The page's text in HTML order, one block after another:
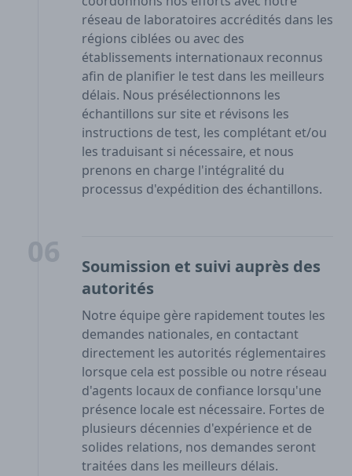
réseau de laboratoires accrédités dans les
régions ciblées ou avec des
établissements internationaux reconnus
afin de planifier le test dans les meilleurs
délais. Nous présélectionnons les
échantillons sur site et révisons les
instructions de test, les complétant et/ou
les traduisant si nécessaire, et nous
prenons en charge l'intégralité du
processus d'expédition des échantillons.
Soumission et suivi auprès des
autorités
Notre équipe gère rapidement toutes les
demandes nationales, en contactant
directement les autorités réglementaires
lorsque cela est possible ou notre réseau
d'agents locaux de confiance lorsqu'une
présence locale est nécessaire. Fortes de
plusieurs décennies d'expérience et de
solides relations, nos demandes seront
traitées dans les meilleurs délais.